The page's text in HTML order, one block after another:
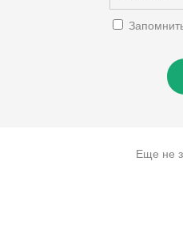
Еще не